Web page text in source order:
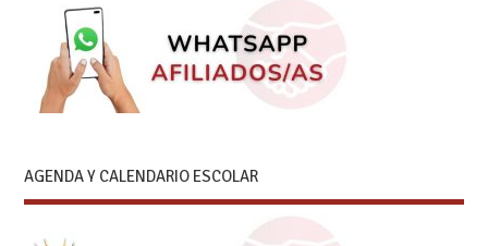
AGENDA Y CALENDARIO ESCOLAR